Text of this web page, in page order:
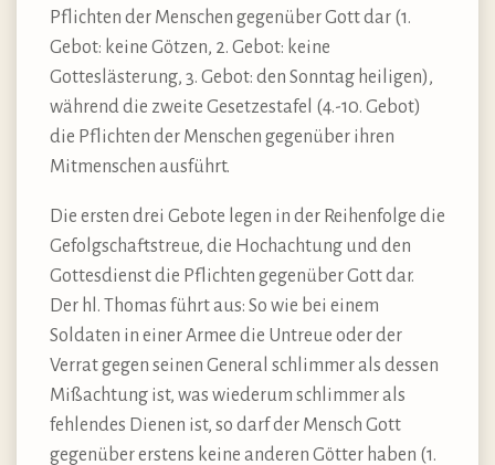
Pflichten der Menschen gegenüber Gott dar (1.
Gebot: keine Götzen, 2. Gebot: keine
Gotteslästerung, 3. Gebot: den Sonntag heiligen),
während die zweite Gesetzestafel (4.-10. Gebot)
die Pflichten der Menschen gegenüber ihren
Mitmenschen ausführt.
Die ersten drei Gebote legen in der Reihenfolge die
Gefolgschaftstreue, die Hochachtung und den
Gottesdienst die Pflichten gegenüber Gott dar.
Der hl. Thomas führt aus: So wie bei einem
Soldaten in einer Armee die Untreue oder der
Verrat gegen seinen General schlimmer als dessen
Mißachtung ist, was wiederum schlimmer als
fehlendes Dienen ist, so darf der Mensch Gott
gegenüber erstens keine anderen Götter haben (1.